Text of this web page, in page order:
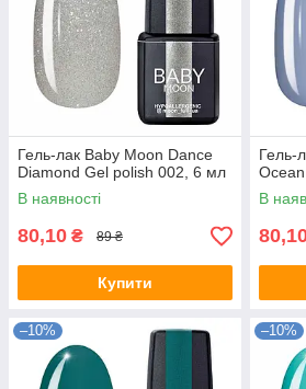
Гель-лак Baby Moon Dance
Diamond Gel polish 002, 6 мл
В наявності
80,10 ₴ 89 ₴
Купити
Гель-
В
–10% –10%